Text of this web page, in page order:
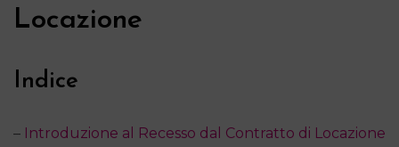
Locazione
Indice
– Introduzione al Recesso dal Contratto di Locazione